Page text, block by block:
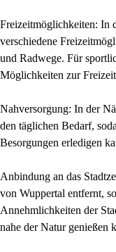
Freizeitmöglichkeiten: In
verschiedene
und Radwege. Für
Möglichkeiten zur
Nahversorgung: In der
den täglichen Bedarf,
Besorgungen erledigen
Anbindung an das
von Wuppertal entfernt,
Annehmlichkeiten der
nahe der Natur genießen